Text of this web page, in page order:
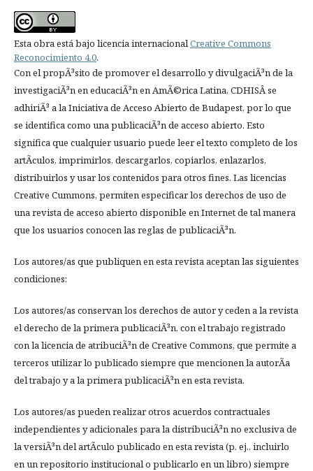
Esta obra está bajo licencia internacionalCreative Commons
Reconocimiento 4.0.
Con el propÃ³sito de promover el desarrollo y divulgaciÃ³n de la
investigaciÃ³n en educaciÃ³n en AmÃ©rica Latina, CDHISÂ se
adhiriÃ³ a la Iniciativa de Acceso Abierto de Budapest, por lo que
se identifica como una publicaciÃ³n de acceso abierto. Esto
significa que cualquier usuario puede leer el texto completo de los
artÃ­culos, imprimirlos, descargarlos, copiarlos, enlazarlos,
distribuirlos y usar los contenidos para otros fines. Las licencias
Creative Cummons, permiten especificar los derechos de uso de
una revista de acceso abierto disponible en Internet de tal manera
que los usuarios conocen las reglas de publicaciÃ³n.
Los autores/as que publiquen en esta revista aceptan las siguientes
condiciones:
Los autores/as conservan los derechos de autor y ceden a la revista
el derecho de la primera publicaciÃ³n, con el trabajo registrado
con la licencia de atribuciÃ³n de Creative Commons, que permite a
terceros utilizar lo publicado siempre que mencionen la autorÃ­a
del trabajo y a la primera publicaciÃ³n en esta revista.
Los autores/as pueden realizar otros acuerdos contractuales
independientes y adicionales para la distribuciÃ³n no exclusiva de
la versiÃ³n del artÃ­culo publicado en esta revista (p. ej., incluirlo
en un repositorio institucional o publicarlo en un libro) siempre